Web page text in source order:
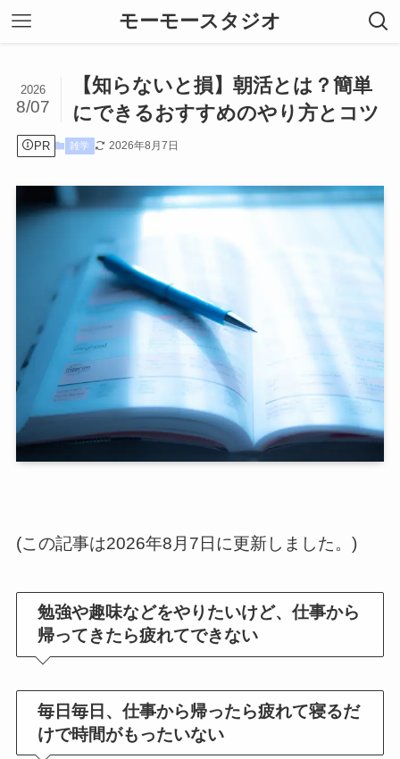
モーモースタジオ
【知らないと損】朝活とは？簡単
にできるおすすめのやり方とコツ
2026
8/07
PR 雑学 2026年8月7日
(この記事は2026年8月7日に更新しました。)
勉強や趣味などをやりたいけど、仕事から
帰ってきたら疲れてできない
毎日毎日、仕事から帰ったら疲れて寝るだ
けで時間がもったいない